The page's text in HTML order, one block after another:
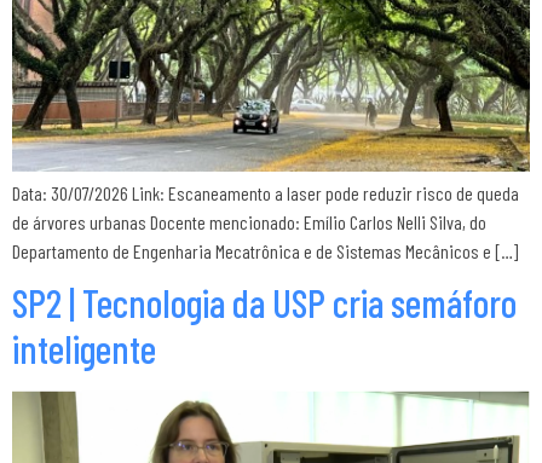
Data: 30/07/2026 Link: Escaneamento a laser pode reduzir risco de queda
de árvores urbanas Docente mencionado: Emílio Carlos Nelli Silva, do
Departamento de Engenharia Mecatrônica e de Sistemas Mecânicos e […]
SP2 | Tecnologia da USP cria semáforo
inteligente